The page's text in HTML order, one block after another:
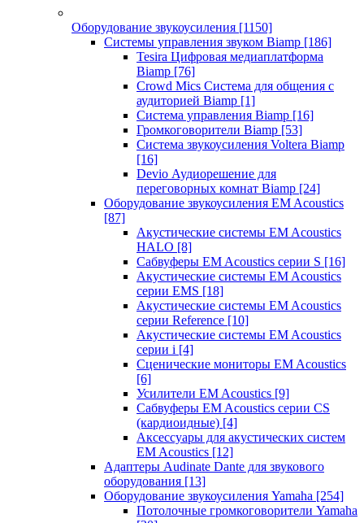
Оборудование звукоусиления [1150]
Системы управления звуком Biamp [186]
Tesira Цифровая медиаплатформа
Biamp [76]
Crowd Mics Система для общения с
аудиторией Biamp [1]
Система управления Biamp [16]
Громкоговорители Biamp [53]
Система звукоусиления Voltera Biamp
[16]
Devio Аудиорешение для
переговорных комнат Biamp [24]
Оборудование звукоусиления EM Acoustics
[87]
Акустические системы EM Acoustics
HALO [8]
Сабвуферы EM Acoustics серии S [16]
Акустические системы EM Acoustics
серии EMS [18]
Акустические системы EM Acoustics
серии Reference [10]
Акустические системы EM Acoustics
серии i [4]
Сценические мониторы EM Acoustics
[6]
Усилители EM Acoustics [9]
Сабвуферы EM Acoustics серии CS
(кардиоидные) [4]
Аксессуары для акустических систем
EM Acoustics [12]
Адаптеры Audinate Dante для звукового
оборудования [13]
Оборудование звукоусиления Yamaha [254]
Потолочные громкоговорители Yamaha